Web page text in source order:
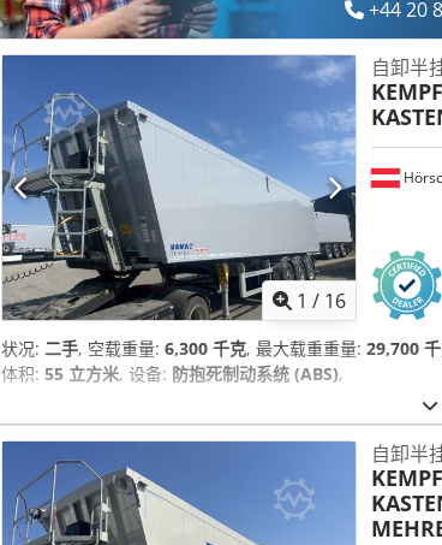
+44 20
1 / 16
自卸半
KEMPF
状况: 二手, 空载重量: 6,300 千克, 最大载重重量: 29,700
体积: 55 立方米, 设备: 防抱死制动系统 (ABS),
自卸半
KEMPF